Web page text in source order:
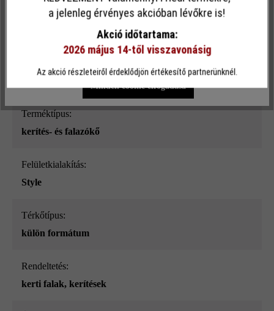
Felületi struktúra:
mészkő nüansz-árnyalt_ModulusPur
Terméktípus:
kerítés- és falazókő
Felületkialakítás:
Style
Térkőtípus:
külön formátum
Rendeltetés:
kerti falak, kerítések
Ez a webhely cookie-kat használ, hogy a lehető legjobb
funkcionalitást kínálja Önnek...További információ
Egyéni beállítások Csak funkcionális cookie elfogadása
Minden cookie elfogadása
a jelenleg érvényes akcióban lévőkre is!
Akció időtartama:
2026 május 14-től visszavonásig
Az akció részleteiről érdeklődjön értékesítő partnerünknél.